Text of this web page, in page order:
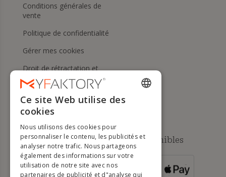
Conditions générales de
vente
Politique de confidentialité
Gérer mes cookies
Droit de rétractation et
retours
Aide
Méthodes de paiement disponibles
POUR LES
COMMANDES
ENGLISH
DUTCH
GERMAN
Ce site Web utilise des
cookies
Nous utilisons des cookies pour
personnaliser le contenu, les publicités et
analyser notre trafic. Nous partageons
également des informations sur votre
utilisation de notre site avec nos
partenaires de publicité et d"analyse qui